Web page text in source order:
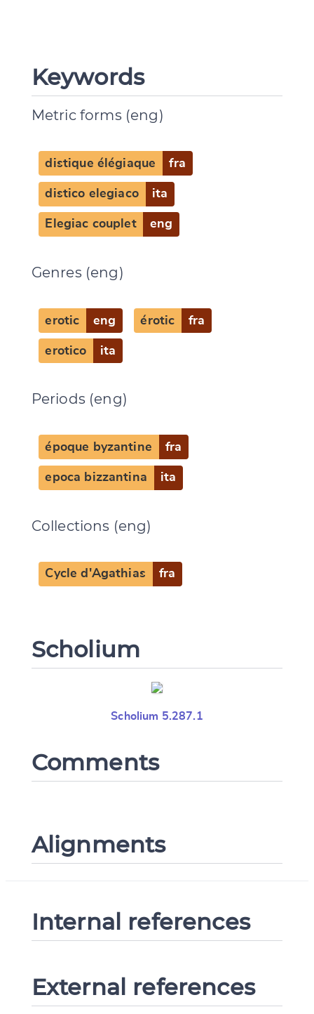
Keywords
Metric forms (eng)
distique élégiaque fra
distico elegiaco ita
Elegiac couplet eng
Genres (eng)
erotic eng érotic fra
erotico ita
Periods (eng)
époque byzantine fra
epoca bizzantina ita
Collections (eng)
Cycle d'Agathias fra
Scholium
Scholium 5.287.1
Comments
Alignments
Internal references
External references
Change language